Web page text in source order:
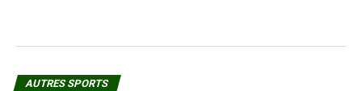
AUTRES SPORTS